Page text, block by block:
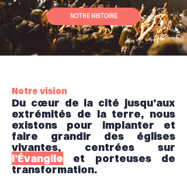
NOTRE HISTOIRE
Notre vision
Du cœur de la cité jusqu’aux
extrémités de la terre, nous
existons pour implanter et
faire grandir des églises
vivantes, centrées sur
l’Évangile
et porteuses de
transformation.